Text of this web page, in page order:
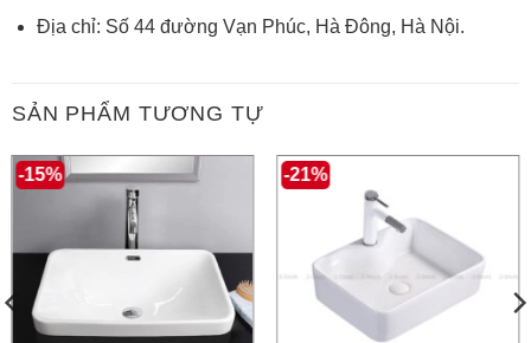
Địa chỉ: Số 44 đường Vạn Phúc, Hà Đông, Hà Nội.
SẢN PHẨM TƯƠNG TỰ
-15% -21%